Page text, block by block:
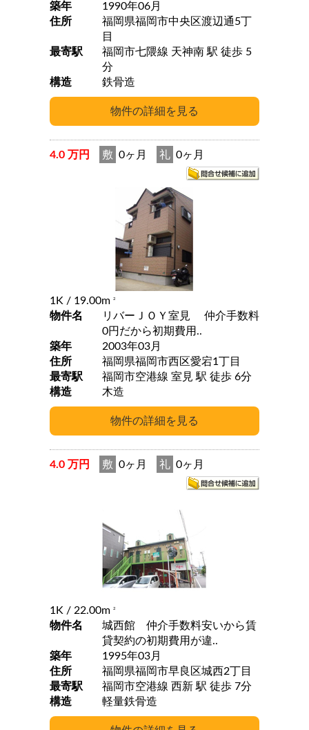
築年
1990年06月
住所
福岡県福岡市中央区渡辺通5丁
目
最寄駅
福岡市七隈線 天神南 駅 徒歩 5
分
構造
鉄骨造
4.0 万円 敷 0ヶ月 礼 0ヶ月
1K / 19.00m 2
物件名
リバーＪＯＹ室見 仲介手数料
0円だから初期費用..
築年
2003年03月
住所
福岡県福岡市西区愛宕1丁目
最寄駅
福岡市空港線 室見 駅 徒歩 6分
構造
木造
4.0 万円 敷 0ヶ月 礼 0ヶ月
1K / 22.00m 2
物件名
城西館 仲介手数料安いから賃
貸契約の初期費用が違..
築年
1995年03月
住所
福岡県福岡市早良区城西2丁目
最寄駅
福岡市空港線 西新 駅 徒歩 7分
構造
軽量鉄骨造